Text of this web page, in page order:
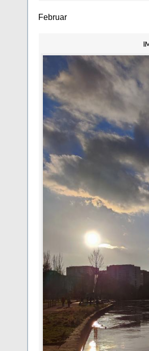
Februar